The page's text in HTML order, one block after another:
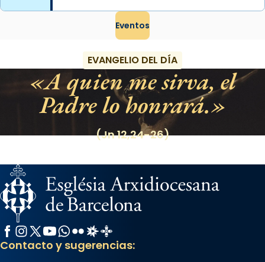
Eventos
EVANGELIO DEL DÍA
A quien me sirva, el
Padre lo honrará.
(Jn 12,24-26)
Facebook
Instagram
X / Twitter
YouTube
WhatsApp
FlickrRadio Estel
Catalunya Cristiana
Contacto y sugerencias: